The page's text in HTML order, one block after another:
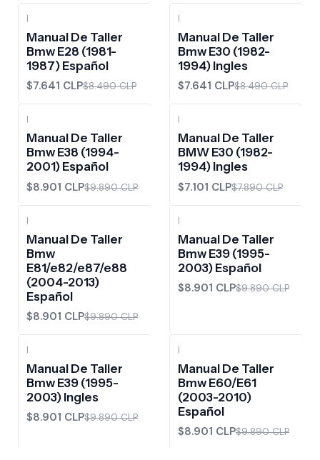
|
Manual De Taller
Bmw E28 (1981-
1987) Español
$7.641 CLP$8.490 CLP
|
Manual De Taller
Bmw E30 (1982-
1994) Ingles
$7.641 CLP$8.490 CLP
|
Manual De Taller
Bmw E38 (1994-
2001) Español
$8.901 CLP$9.890 CLP
|
Manual De Taller
BMW E30 (1982-
1994) Ingles
$7.101 CLP$7.890 CLP
|
Manual De Taller
Bmw
E81/e82/e87/e88
(2004-2013)
Español
$8.901 CLP$9.890 CLP
|
Manual De Taller
Bmw E39 (1995-
2003) Español
$8.901 CLP$9.890 CLP
|
Manual De Taller
Bmw E39 (1995-
2003) Ingles
$8.901 CLP$9.890 CLP
|
Manual De Taller
Bmw E60/E61
(2003-2010)
Español
$8.901 CLP$9.890 CLP